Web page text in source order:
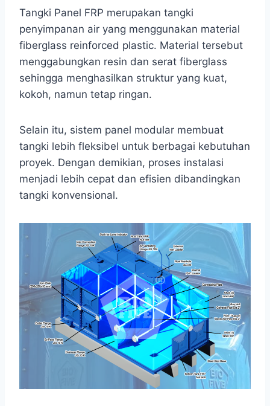
Tangki Panel FRP merupakan tangki
penyimpanan air yang menggunakan material
fiberglass reinforced plastic. Material tersebut
menggabungkan resin dan serat fiberglass
sehingga menghasilkan struktur yang kuat,
kokoh, namun tetap ringan.
Selain itu, sistem panel modular membuat
tangki lebih fleksibel untuk berbagai kebutuhan
proyek. Dengan demikian, proses instalasi
menjadi lebih cepat dan efisien dibandingkan
tangki konvensional.